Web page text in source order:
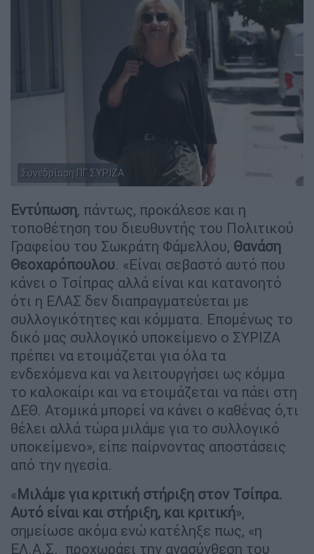
Συνεδρίαση ΠΓ ΣΥΡΙΖΑ
Εντύπωση, πάντως, προκάλεσε και η
τοποθέτηση του διευθυντής του Πολιτικού
Γραφείου του Σωκράτη Φάμελλου, Θανάση
Θεοχαρόπουλου. «Είναι σεβαστό αυτό που
κάνει ο Τσίπρας αλλά είναι και κατανοητό
ότι η ΕΛΑΣ δεν διαπραγματεύεται με
συλλογικότητες και κόμματα. Επομένως το
δικό μας συλλογικό υποκείμενο ο ΣΥΡΙΖΑ
πρέπει να ετοιμάζεται για όλα τα
ενδεχόμενα και να λειτουργήσει ως κόμμα
το καλοκαίρι και να ετοιμάζεται να πάει στη
ΔΕΘ. Ατομικά μπορεί να κάνει ο καθένας ό,τι
θέλει αλλά τώρα μιλάμε για το συλλογικό
υποκείμενο», είπε παίρνοντας αποστάσεις
από την ηγεσία.
«Μιλάμε για κριτική στήριξη στον Τσίπρα.
Αυτό είναι και στήριξη, και κριτική»,
σημείωσε ακόμα ενώ κατέληξε πως, «η
ΕΛ.Α.Σ. προχωράει την ανασύνθεση του